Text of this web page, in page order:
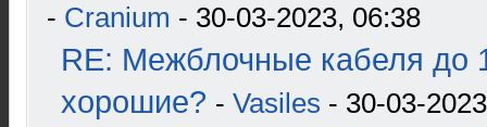
- Cranium - 30-03-2023, 06:38
RE: Межблочные кабеля до
хорошие? - Vasiles - 30-03-